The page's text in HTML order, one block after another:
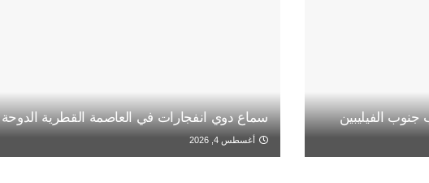
سماع دوي انفجارات في العاصمة القطرية الدوحة
أغسطس 4, 2026